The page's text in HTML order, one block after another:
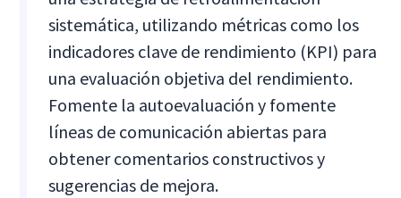
sistemática, utilizando métricas como los
indicadores clave de rendimiento (KPI) para
una evaluación objetiva del rendimiento.
Fomente la autoevaluación y fomente
líneas de comunicación abiertas para
obtener comentarios constructivos y
sugerencias de mejora.